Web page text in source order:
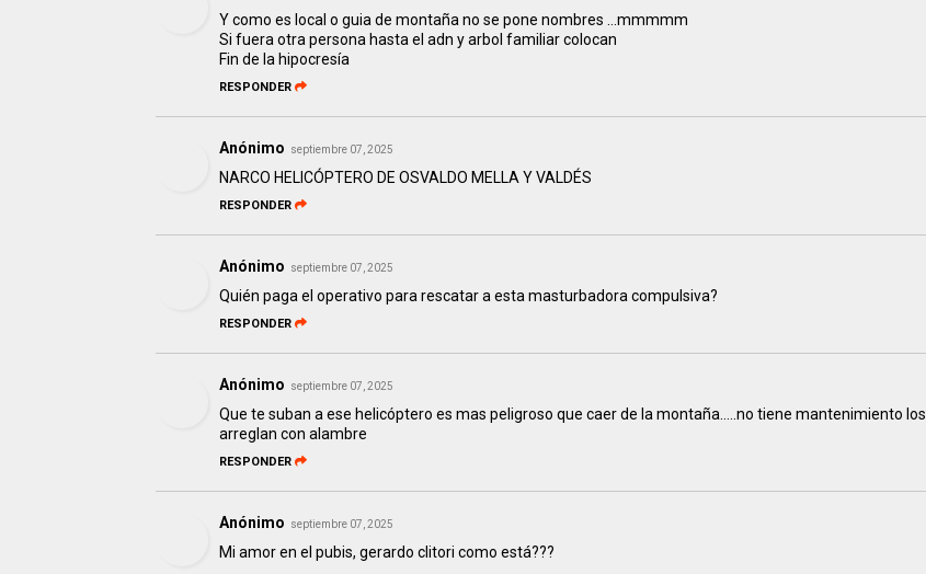
Y como es local o guia de montaña no se pone nombres ...mmmmm
Si fuera otra persona hasta el adn y arbol familiar colocan
Fin de la hipocresía
RESPONDER
Anónimo septiembre 07, 2025
NARCO HELICÓPTERO DE OSVALDO MELLA Y VALDÉS
RESPONDER
Anónimo septiembre 07, 2025
Quién paga el operativo para rescatar a esta masturbadora compulsiva?
RESPONDER
Anónimo septiembre 07, 2025
Que te suban a ese helicóptero es mas peligroso que caer de la montaña…..no tiene mantenimiento los
arreglan con alambre
RESPONDER
Anónimo septiembre 07, 2025
Mi amor en el pubis, gerardo clitori como está???